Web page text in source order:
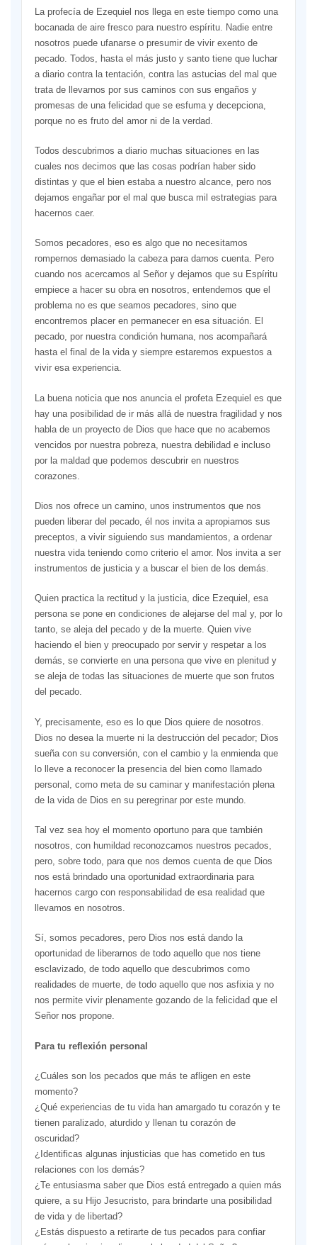
La profecía de Ezequiel nos llega en este tiempo como una
bocanada de aire fresco para nuestro espíritu. Nadie entre
nosotros puede ufanarse o presumir de vivir exento de
pecado. Todos, hasta el más justo y santo tiene que luchar
a diario contra la tentación, contra las astucias del mal que
trata de llevarnos por sus caminos con sus engaños y
promesas de una felicidad que se esfuma y decepciona,
porque no es fruto del amor ni de la verdad.
Todos descubrimos a diario muchas situaciones en las
cuales nos decimos que las cosas podrían haber sido
distintas y que el bien estaba a nuestro alcance, pero nos
dejamos engañar por el mal que busca mil estrategias para
hacernos caer.
Somos pecadores, eso es algo que no necesitamos
rompernos demasiado la cabeza para darnos cuenta. Pero
cuando nos acercamos al Señor y dejamos que su Espíritu
empiece a hacer su obra en nosotros, entendemos que el
problema no es que seamos pecadores, sino que
encontremos placer en permanecer en esa situación. El
pecado, por nuestra condición humana, nos acompañará
hasta el final de la vida y siempre estaremos expuestos a
vivir esa experiencia.
La buena noticia que nos anuncia el profeta Ezequiel es que
hay una posibilidad de ir más allá de nuestra fragilidad y nos
habla de un proyecto de Dios que hace que no acabemos
vencidos por nuestra pobreza, nuestra debilidad e incluso
por la maldad que podemos descubrir en nuestros
corazones.
Dios nos ofrece un camino, unos instrumentos que nos
pueden liberar del pecado, él nos invita a apropiarnos sus
preceptos, a vivir siguiendo sus mandamientos, a ordenar
nuestra vida teniendo como criterio el amor. Nos invita a ser
instrumentos de justicia y a buscar el bien de los demás.
Quien practica la rectitud y la justicia, dice Ezequiel, esa
persona se pone en condiciones de alejarse del mal y, por lo
tanto, se aleja del pecado y de la muerte. Quien vive
haciendo el bien y preocupado por servir y respetar a los
demás, se convierte en una persona que vive en plenitud y
se aleja de todas las situaciones de muerte que son frutos
del pecado.
Y, precisamente, eso es lo que Dios quiere de nosotros.
Dios no desea la muerte ni la destrucción del pecador; Dios
sueña con su conversión, con el cambio y la enmienda que
lo lleve a reconocer la presencia del bien como llamado
personal, como meta de su caminar y manifestación plena
de la vida de Dios en su peregrinar por este mundo.
Tal vez sea hoy el momento oportuno para que también
nosotros, con humildad reconozcamos nuestros pecados,
pero, sobre todo, para que nos demos cuenta de que Dios
nos está brindado una oportunidad extraordinaria para
hacernos cargo con responsabilidad de esa realidad que
llevamos en nosotros.
Sí, somos pecadores, pero Dios nos está dando la
oportunidad de liberarnos de todo aquello que nos tiene
esclavizado, de todo aquello que descubrimos como
realidades de muerte, de todo aquello que nos asfixia y no
nos permite vivir plenamente gozando de la felicidad que el
Señor nos propone.
Para tu reflexión personal
¿Cuáles son los pecados que más te afligen en este
momento?
¿Qué experiencias de tu vida han amargado tu corazón y te
tienen paralizado, aturdido y llenan tu corazón de
oscuridad?
¿Identificas algunas injusticias que has cometido en tus
relaciones con los demás?
¿Te entusiasma saber que Dios está entregado a quien más
quiere, a su Hijo Jesucristo, para brindarte una posibilidad
de vida y de libertad?
¿Estás dispuesto a retirarte de tus pecados para confiar